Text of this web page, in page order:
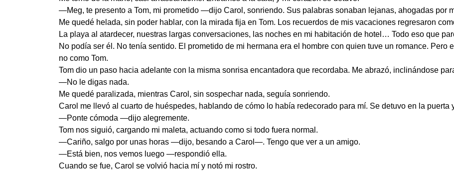
—Meg, te presento a Tom, mi prometido —dijo Carol, sonriendo. Sus palabras sonaban lejanas, ahogadas por
Me quedé helada, sin poder hablar, con la mirada fija en Tom. Los recuerdos de mis vacaciones regresaron
La playa al atardecer, nuestras largas conversaciones, las noches en mi habitación de hotel… Todo eso que
No podía ser él. No tenía sentido. El prometido de mi hermana era el hombre con quien tuve un romance. Pero
no como Tom.
Tom dio un paso hacia adelante con la misma sonrisa encantadora que recordaba. Me abrazó, inclinándose
—No le digas nada.
Me quedé paralizada, mientras Carol, sin sospechar nada, seguía sonriendo.
Carol me llevó al cuarto de huéspedes, hablando de cómo lo había redecorado para mí. Se detuvo en la puerta
—Ponte cómoda —dijo alegremente.
Tom nos siguió, cargando mi maleta, actuando como si todo fuera normal.
—Cariño, salgo por unas horas —dijo, besando a Carol—. Tengo que ver a un amigo.
—Está bien, nos vemos luego —respondió ella.
Cuando se fue, Carol se volvió hacia mí y notó mi rostro.